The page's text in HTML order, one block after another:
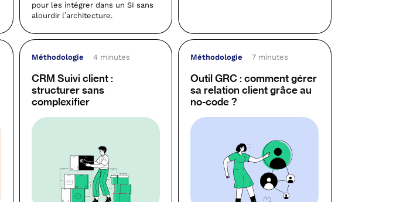
pour les intégrer dans un SI sans
alourdir l’architecture.
Méthodologie 4 minutes
CRM Suivi client :
structurer sans
complexifier
Méthodologie 7 minutes
Outil GRC : comment gérer
sa relation client grâce au
no-code ?